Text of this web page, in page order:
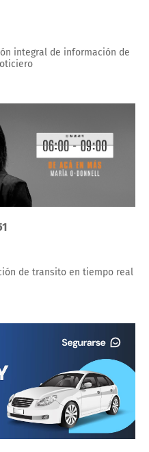
integral de información de
de transito en tiempo real